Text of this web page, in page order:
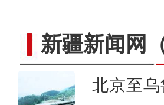
新疆新闻网
北京至